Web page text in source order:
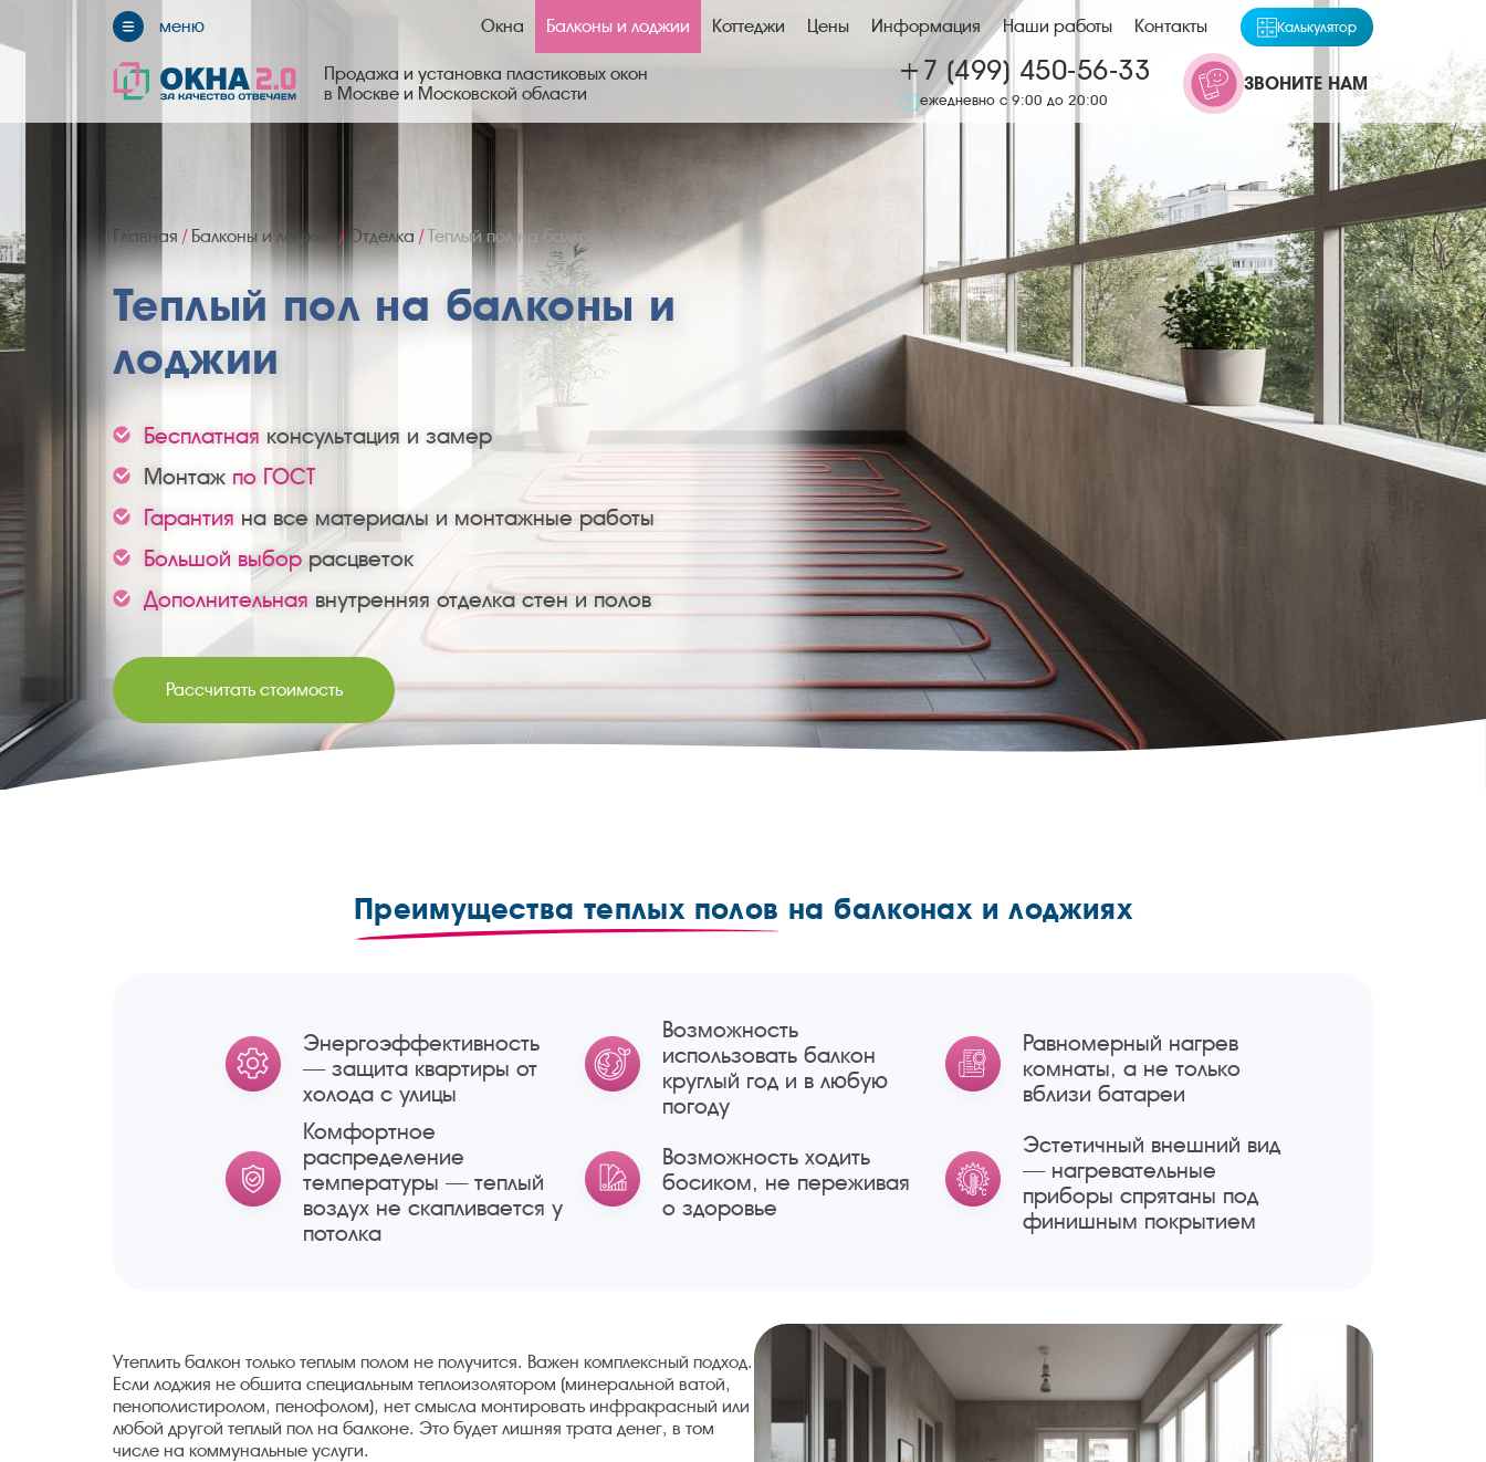
Окна Балконы и лоджии Коттеджи Цены Информация Наши работы Контакты Калькулятор
Продажа и установка пластиковых окон
в Москве и Московской области
+7 (499) 450-56-33
ежедневно с 9:00 до 20:00
ЗВОНИТЕ НАМ
Главная / Балконы и лоджии/Отделка /Теплый пол на балконы и лоджии
Теплый пол на балконы и
лоджии
Бесплатная консультация и замер
Монтаж по ГОСТ
Гарантия на все материалы и монтажные работы
Большой выбор расцветок
Дополнительная внутренняя отделка стен и полов
Рассчитать стоимость
Преимущества теплых полов на балконах и лоджиях
Энергоэффективность
— защита квартиры от
холода с улицы
Возможность
использовать балкон
круглый год и в любую
погоду
Равномерный нагрев
комнаты, а не только
вблизи батареи
Комфортное
распределение
температуры — теплый
воздух не скапливается у
потолка
Возможность ходить
босиком, не переживая
о здоровье
Эстетичный внешний вид
— нагревательные
приборы спрятаны под
финишным покрытием
Утеплить балкон только теплым полом не получится. Важен комплексный подход.
Если лоджия не обшита специальным теплоизолятором (минеральной ватой,
пенополистиролом, пенофолом), нет смысла монтировать инфракрасный или
любой другой теплый пол на балконе. Это будет лишняя трата денег, в том
числе на коммунальные услуги.